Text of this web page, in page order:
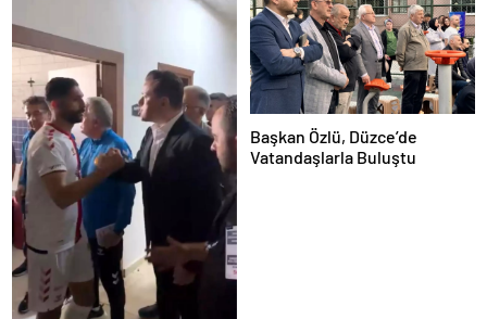
Başkan Özlü, Düzce’de
Vatandaşlarla Buluştu